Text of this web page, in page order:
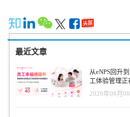
济衰退时，四分之三（75%）的专业人
业者也不能幸免于此，但尽管存在担忧
观。总体而言，百分之六十九（69%）
将在来年增加。 这种乐观可能是由于68%的自由职业者拥有不止一
个雇主，工作或合同项目。由于收入的
感觉的雇主相比，对单一雇主的依赖更
到了更多的机会。当被问及今天可用的
时，76% 的人表示还有更多。相比之下
机会的增加可能是自由职业者对收入和
因。77%的自由职业者对来年的个人收
最近文章
从eNPS回升
工体验管理正
2026年08月